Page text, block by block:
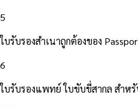
5
ใบรับรองสำเนาถูกต้องของ
6
ใบรับรองแพทย์ ใบขับขี่สากล สำห